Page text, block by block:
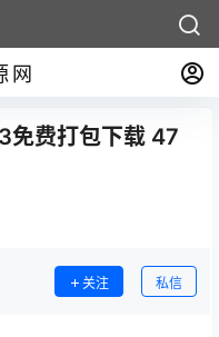
网
免费打包下载 47
关注 私信